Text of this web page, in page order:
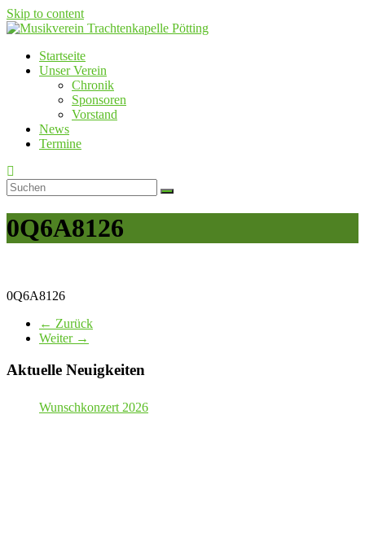
Skip to content
Musikverein Trachtenkapelle Pötting
Startseite
Unser Verein
Chronik
Sponsoren
Vorstand
News
Termine
0Q6A8126
0Q6A8126
← Zurück
Weiter →
Aktuelle Neuigkeiten
Wunschkonzert 2026